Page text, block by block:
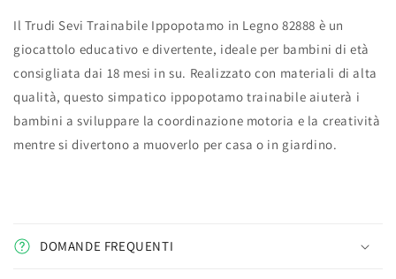
Il Trudi Sevi Trainabile Ippopotamo in Legno 82888 è un
giocattolo educativo e divertente, ideale per bambini di età
consigliata dai 18 mesi in su. Realizzato con materiali di alta
qualità, questo simpatico ippopotamo trainabile aiuterà i
bambini a sviluppare la coordinazione motoria e la creatività
mentre si divertono a muoverlo per casa o in giardino.
DOMANDE FREQUENTI